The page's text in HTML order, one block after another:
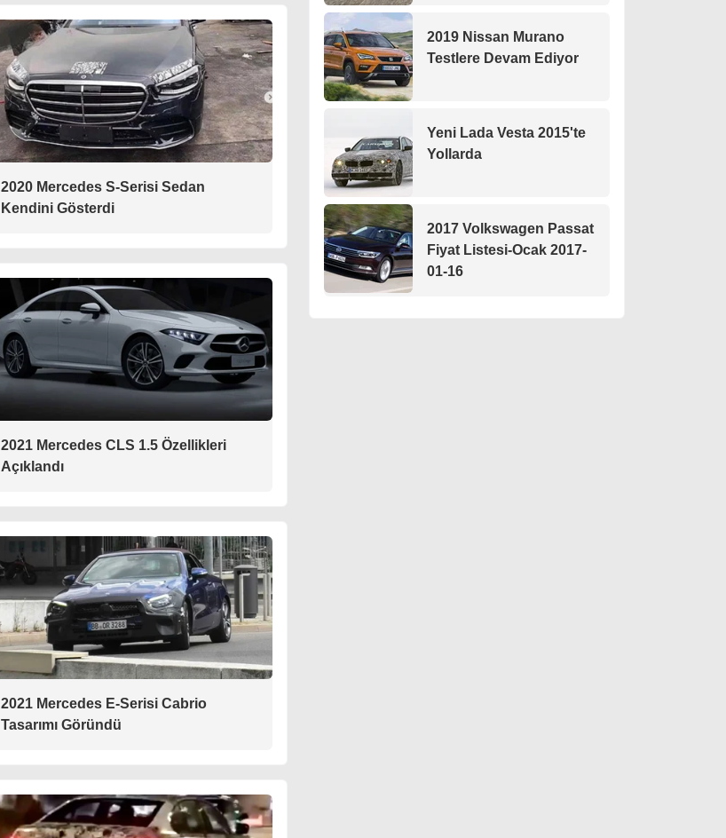
2020 Mercedes S-Serisi Sedan
Kendini Gösterdi
2021 Mercedes CLS 1.5 Özellikleri
Açıklandı
2021 Mercedes E-Serisi Cabrio
Tasarımı Göründü
2019 Nissan Murano
Testlere Devam Ediyor
Yeni Lada Vesta 2015'te
Yollarda
2017 Volkswagen Passat
Fiyat Listesi-Ocak 2017-
01-16